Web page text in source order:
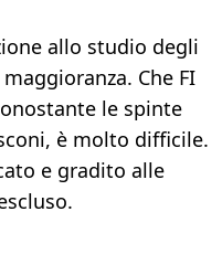
allo studio degli
Che FI
le spinte
è molto difficile.
e gradito alle